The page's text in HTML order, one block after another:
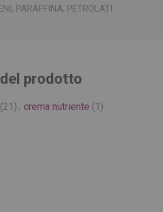
PARAFFINA, PETROLATI.
prodotto
(21) , crema nutriente (1)